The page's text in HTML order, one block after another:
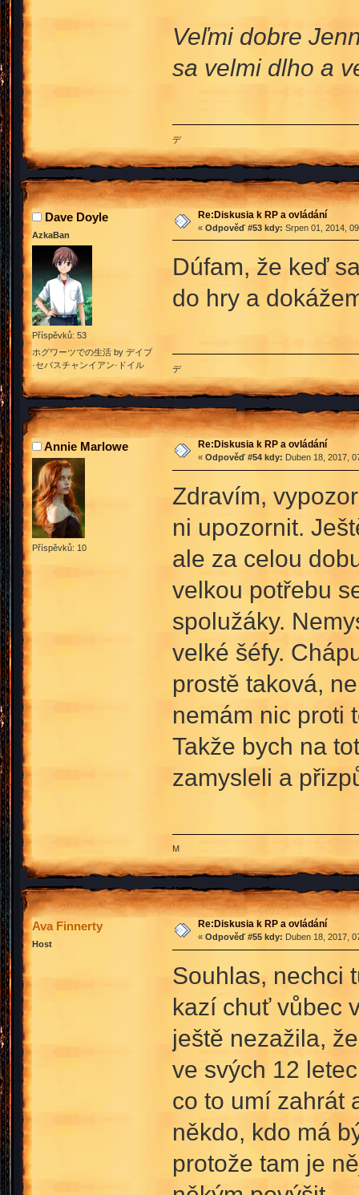
Veľmi dobre
sa velmi dlho a
デ
Dave Doyle
AzkaBan
Příspěvků: 53
ホグワーツでの生活 by デイブ
·セバスチャンイアン·ドイル
Re:Diskusia k RP a ovládání
« Odpověď #53 kdy: Srpen 01, 2014,
Dúfam, že keď
do hry a
デ
Annie Marlowe
Příspěvků: 10
Re:Diskusia k RP a ovládání
« Odpověď #54 kdy: Duben 18, 2017,
Zdravím,
ni upozornit.
ale za celou
velkou potřebu
spolužáky.
velké šéfy.
prostě taková,
nemám nic proti
Takže bych na
zamysleli a
M
Ava Finnerty
Host
Re:Diskusia k RP a ovládání
« Odpověď #55 kdy: Duben 18, 2017,
Souhlas, nechci
kazí chuť vůbec
ještě nezažila,
ve svých 12
co to umí zahrát
někdo, kdo má
protože tam je